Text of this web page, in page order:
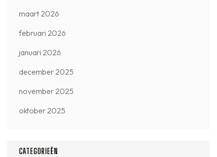
maart 2026
februari 2026
januari 2026
december 2025
november 2025
oktober 2025
CATEGORIEËN